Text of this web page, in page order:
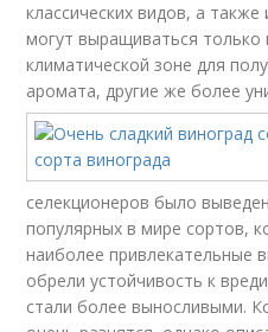
классических видов, а
могут выращиваться только
климатической зоне для
аромата, другие же более
селекционеров было
популярных в мире сортов,
наиболее привлекательные
обрели устойчивость к
стали более выносливыми.